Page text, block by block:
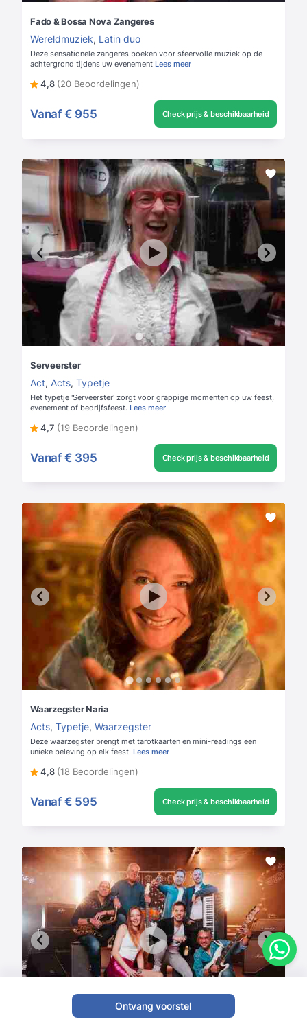
Fado & Bossa Nova Zangeres
Wereldmuziek, Latin duo
Deze sensationele zangeres boeken voor sfeervolle muziek op de
achtergrond tijdens uw evenement Lees meer
4,8 (20 Beoordelingen)
Vanaf € 955 Check prijs & beschikbaarheid
Serveerster
Act, Acts, Typetje
Het typetje 'Serveerster' zorgt voor grappige momenten op uw feest,
evenement of bedrijfsfeest. Lees meer
4,7 (19 Beoordelingen)
Vanaf € 395 Check prijs & beschikbaarheid
Waarzegster Naria
Acts, Typetje, Waarzegster
Deze waarzegster brengt met tarotkaarten en mini-readings een
unieke beleving op elk feest. Lees meer
4,8 (18 Beoordelingen)
Vanaf € 595 Check prijs & beschikbaarheid
Ontvang voorstel